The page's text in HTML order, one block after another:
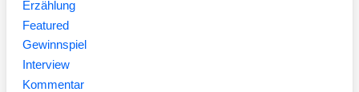
Erzählung
Featured
Gewinnspiel
Interview
Kommentar